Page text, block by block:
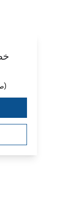
4.6/5 - (20 صوت)